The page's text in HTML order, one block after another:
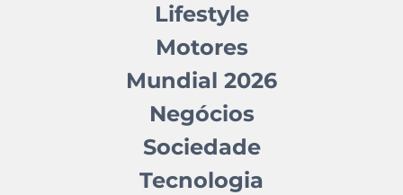
Lifestyle
Motores
Mundial 2026
Negócios
Sociedade
Tecnologia